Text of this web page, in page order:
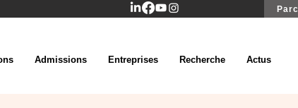
Admissions Entreprises Recherche Actus